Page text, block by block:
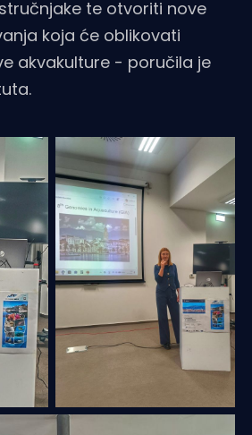
te otvoriti nove
koja će oblikovati
akvakulture - poručila je